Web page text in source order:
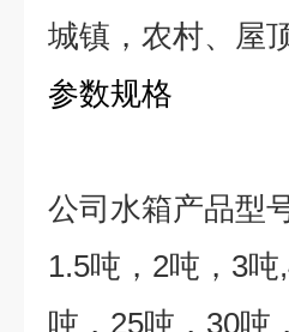
城镇，农村、屋
参数规格
公司水箱产品型
1.5吨， 2吨， 3吨
吨， 25吨， 30吨，